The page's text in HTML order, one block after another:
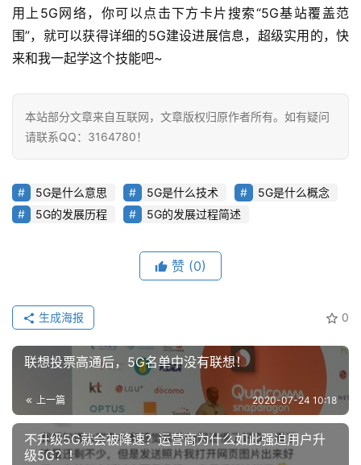
用上5G网络，你可以点击下方卡片搜索“5G基站覆盖范
围”，就可以获得详细的5G建设进展信息，超级实用的，快
来和我一起学这个技能吧~
本站部分文章来自互联网，文章版权归原作者所有。如有疑问
请联系QQ：3164780！
5G是什么意思 5G是什么技术
5G是什么概念
5G的发展历程
5G的发展过程简述
赞 (0)
0
生成海报
联想投票高通后，5G名单中没有联想！
上一篇 2020-07-24 10:18
不升级5G就会被降速？运营商为什么如此强迫用户升
级5G？！